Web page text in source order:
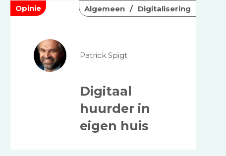
Opinie Algemeen Digitalisering
Patrick Spigt
Digitaal
huurder in
eigen huis